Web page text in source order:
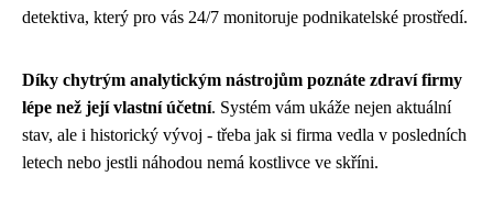
detektiva, který pro vás 24/7 monitoruje podnikatelské prostředí.
Díky chytrým analytickým nástrojům poznáte zdraví firmy
lépe než její vlastní účetní. Systém vám ukáže nejen aktuální
stav, ale i historický vývoj - třeba jak si firma vedla v posledních
letech nebo jestli náhodou nemá kostlivce ve skříni.